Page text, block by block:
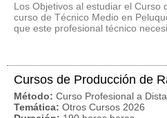
Los Objetivos al estudiar el Curso
curso de Técnico Medio en
que este profesional técnico
Cursos de Producción de
Método: Curso Profesional a
Temática: Otros Cursos 2026